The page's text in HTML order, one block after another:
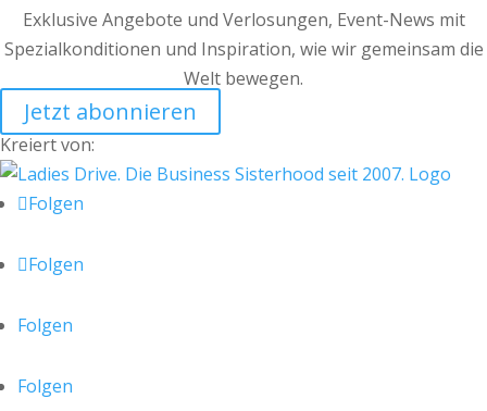
Exklusive Angebote und Verlosungen, Event-News mit
Spezialkonditionen und Inspiration, wie wir gemeinsam die
Welt bewegen.
Jetzt abonnieren
Kreiert von:
Folgen
Folgen
Folgen
Folgen